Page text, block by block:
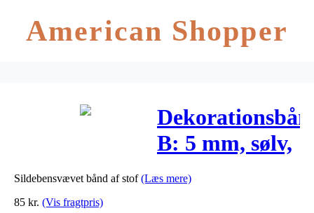
American Shopper
B: 5 mm, sølv,
20m
Sildebensvævet bånd af stof(Læs mere)
85 kr. (Vis fragtpris)